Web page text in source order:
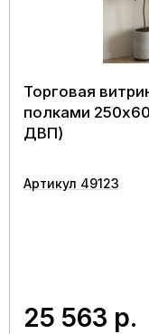
Торговая
полками
ДВП)
Артикул 49123
25 563 р.